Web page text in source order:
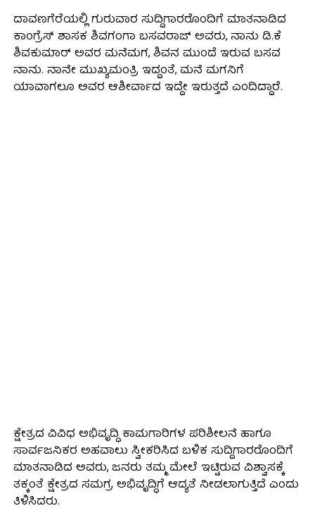
ದಾವಣಗೆರೆಯಲ್ಲಿ ಗುರುವಾರ ಸುದ್ದಿಗಾರರೊಂದಿಗೆ ಮಾತನಾಡಿದ
ಕಾಂಗ್ರೆಸ್ ಶಾಸಕ ಶಿವಗಂಗಾ ಬಸವರಾಜ್ ಅವರು, ನಾನು ಡಿ.ಕೆ
ಶಿವಕುಮಾರ್‌ ಅವರ ಮನೆಮಗ, ಶಿವನ ಮುಂದೆ ಇರುವ ಬಸವ
ನಾನು. ನಾನೇ ಮುಖ್ಯಮಂತ್ರಿ ಇದ್ದಂತೆ, ಮನೆ ಮಗನಿಗೆ
ಯಾವಾಗಲೂ ಅವರ ಆಶೀರ್ವಾದ ಇದ್ದೇ ಇರುತ್ತದೆ ಎಂದಿದ್ದಾರೆ.
ಕ್ಷೇತ್ರದ ವಿವಿಧ ಅಭಿವೃದ್ಧಿ ಕಾಮಗಾರಿಗಳ ಪರಿಶೀಲನೆ ಹಾಗೂ
ಸಾರ್ವಜನಿಕರ ಅಹವಾಲು ಸ್ವೀಕರಿಸಿದ ಬಳಿಕ ಸುದ್ದಿಗಾರರೊಂದಿಗೆ
ಮಾತನಾಡಿದ ಅವರು, ಜನರು ತಮ್ಮ ಮೇಲೆ ಇಟ್ಟಿರುವ ವಿಶ್ವಾಸಕ್ಕೆ
ತಕ್ಕಂತೆ ಕ್ಷೇತ್ರದ ಸಮಗ್ರ ಅಭಿವೃದ್ಧಿಗೆ ಆದ್ಯತೆ ನೀಡಲಾಗುತ್ತಿದೆ ಎಂದು
ತಿಳಿಸಿದರು.